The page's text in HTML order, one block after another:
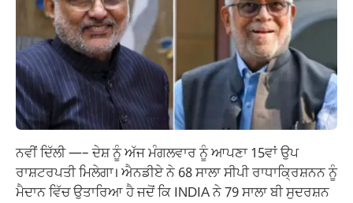
ਨਵੀਂ ਦਿੱਲੀ —– ਦੇਸ਼ ਨੂੰ ਅੱਜ ਮੰਗਲਵਾਰ ਨੂੰ ਆਪਣਾ 15ਵਾਂ ਉਪ
ਰਾਸ਼ਟਰਪਤੀ ਮਿਲੇਗਾ। ਐਨਡੀਏ ਨੇ 68 ਸਾਲਾ ਸੀਪੀ ਰਾਧਾਕ੍ਰਿਸ਼ਨਨ ਨੂੰ
ਮੈਦਾਨ ਵਿੱਚ ਉਤਾਰਿਆ ਹੈ ਜਦੋਂ ਕਿ INDIA ਨੇ 79 ਸਾਲਾ ਬੀ ਸੁਦਰਸ਼ਨ